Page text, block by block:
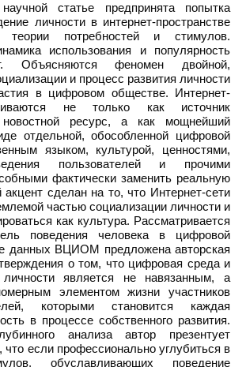
статье предпринята попытка
личности в интернет-пространстве
теории потребностей и стимулов.
использования и популярность
Объясняются феномен двойной,
и процесс развития личности
в цифровом обществе. Интернет-
не только как источник
ресурс, а как мощнейший
отдельной, обособленной цифровой
языком, культурой, ценностями,
пользователей и прочими
фактически заменить реальную
сделан на то, что Интернет-сети
частью социализации личности и
как культура. Рассматривается
поведения человека в цифровой
данных ВЦИОМ предложена авторская
о том, что цифровая среда и
является не навязанным, а
элементом жизни участников
которыми становится каждая
в процессе собственного развития.
анализа автор презентует
что если профессионально углубиться в
обуславливающих поведение